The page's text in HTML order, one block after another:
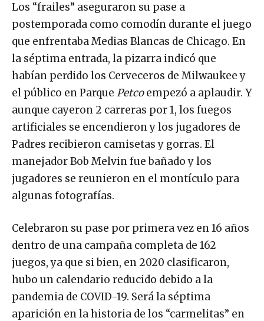
Los “frailes” aseguraron su pase a
postemporada como comodín durante el juego
que enfrentaba Medias Blancas de Chicago. En
la séptima entrada, la pizarra indicó que
habían perdido los Cerveceros de Milwaukee y
el público en Parque Petcoempezó a aplaudir. Y
aunque cayeron 2 carreras por 1, los fuegos
artificiales se encendieron y los jugadores de
Padres recibieron camisetas y gorras. El
manejador Bob Melvin fue bañado y los
jugadores se reunieron en el montículo para
algunas fotografías.
Celebraron su pase por primera vez en 16 años
dentro de una campaña completa de 162
juegos, ya que si bien, en 2020 clasificaron,
hubo un calendario reducido debido a la
pandemia de COVID-19. Será la séptima
aparición en la historia de los “carmelitas” en